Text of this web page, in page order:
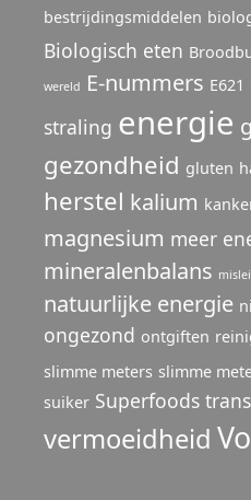
bestrijdingsmiddelen
Biologisch eten
wereld E-nummers E621
straling energie
gezondheid gluten
herstel kalium
magnesium meer
mineralenbalans
natuurlijke energie
ongezond ontgiften
slimme meters slimme
suiker Superfoods
vermoeidheid